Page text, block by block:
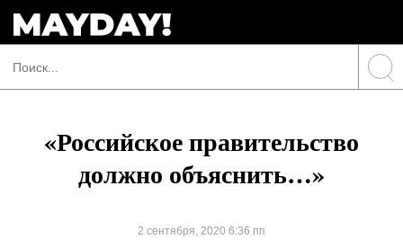
«Российское правительство
должно объяснить…»
2 сентября, 2020 6:36 пп